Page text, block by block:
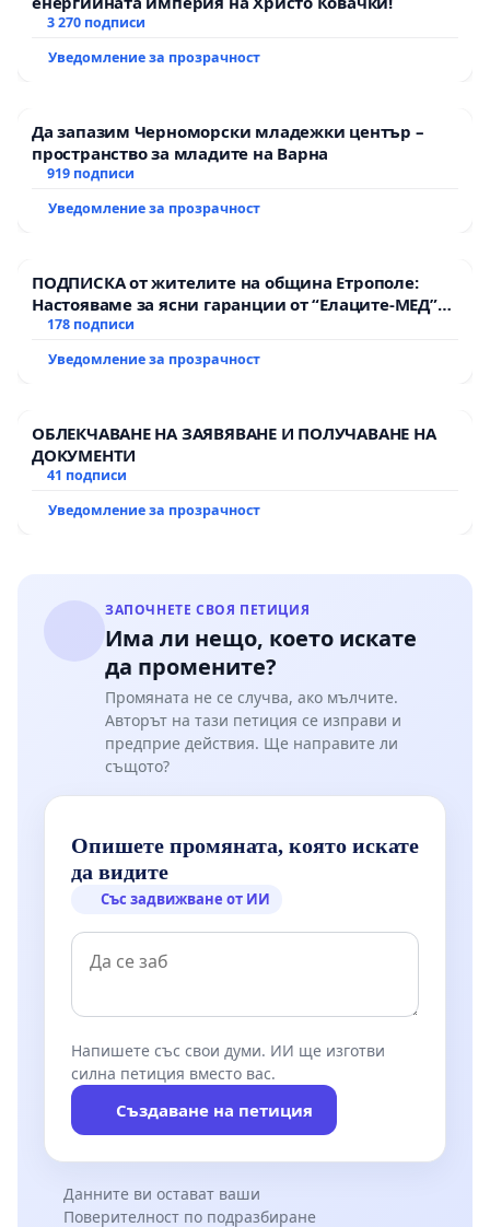
3 270 подписи
Уведомление за прозрачност
Да запазим Черноморски младежки център –
пространство за младите на Варна
919 подписи
Уведомление за прозрачност
ПОДПИСКА от жителите на община Етрополе:
Настояваме за ясни гаранции от “Елаците-МЕД”
АД и от държавата, че ще се изпълнят всички
178 подписи
Уведомление за прозрачност
ОБЛЕКЧАВАНЕ НА ЗАЯВЯВАНЕ И ПОЛУЧАВАНЕ НА
ДОКУМЕНТИ
41 подписи
Уведомление за прозрачност
ЗАПОЧНЕТЕ СВОЯ ПЕТИЦИЯ
Има ли нещо, което искате
да промените?
Промяната не се случва, ако мълчите.
Авторът на тази петиция се изправи и
предприе действия. Ще направите ли
същото?
Опишете промяната, която искате
да видите
Със задвижване от ИИ
Напишете със свои думи. ИИ ще изготви
силна петиция вместо вас.
Създаване на петиция
Данните ви остават ваши
Поверителност по подразбиране